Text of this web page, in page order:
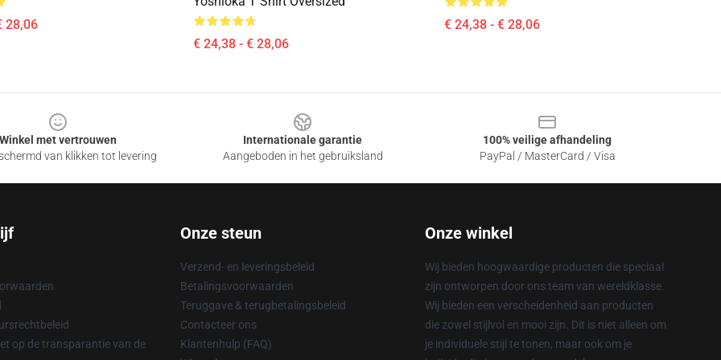
28,06
€ 24,38 - € 28,06
€ 24,38 - € 28,06
Winkel met vertrouwen
van klikken tot levering
Internationale garantie
Aangeboden in het gebruiksland
100% veilige afhandeling
PayPal / MasterCard / Visa
op de transparantie van de
Onze steun
Verzend- en leveringsbeleid
Betalingsvoorwaarden
Teruggave & terugbetalingsbeleid
Contacteer ons
Klantenhulp (FAQ)
Onze winkel
Wij bieden hoogwaardige producten die speciaal
zijn ontworpen door ons team van wereldklasse.
Wij bieden een verscheidenheid aan producten
die zowel stijlvol en mooi zijn. Dit is niet alleen om
je individuele stijl te tonen, maar ook om je